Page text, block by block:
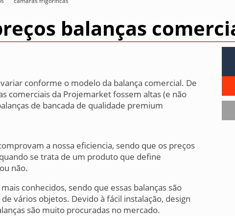
balanças
conforme o modelo da balança comercial. De
comerciais da Projemarket fossem altas (e não
de bancada de qualidade premium
a nossa eficiencia, sendo que os preços
se trata de um produto que define
não.
conhecidos, sendo que essas balanças são
vários objetos. Devido à fácil instalação, design
são muito procuradas no mercado.